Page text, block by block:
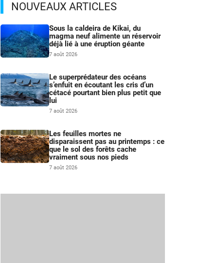
NOUVEAUX ARTICLES
Sous la caldeira de Kikai, du
magma neuf alimente un réservoir
déjà lié à une éruption géante
7 août 2026
Le superprédateur des océans
s’enfuit en écoutant les cris d’un
cétacé pourtant bien plus petit que
lui
7 août 2026
Les feuilles mortes ne
disparaissent pas au printemps : ce
que le sol des forêts cache
vraiment sous nos pieds
7 août 2026